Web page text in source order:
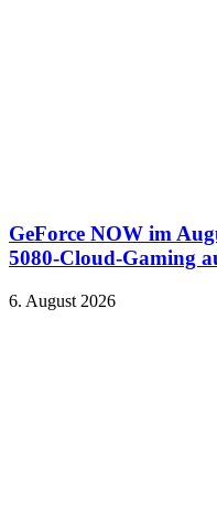
GeForce NOW im
5080-Cloud-Gaming
6. August 2026